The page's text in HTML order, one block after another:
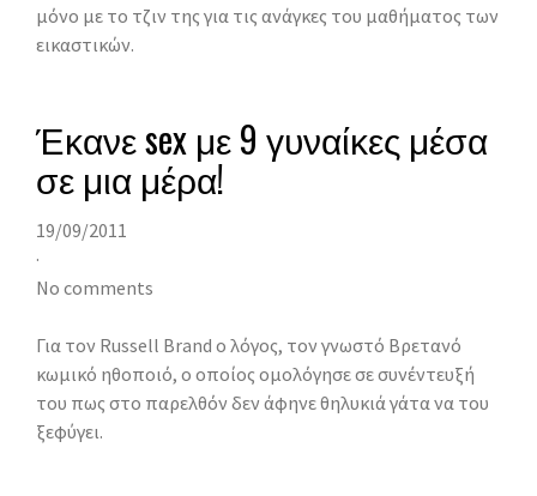
μόνο με το τζιν της για τις ανάγκες του μαθήματος των
εικαστικών.
Έκανε sex με 9 γυναίκες μέσα
σε μια μέρα!
19/09/2011
·
No comments
Για τον Russell Brand ο λόγος, τον γνωστό Βρετανό
κωμικό ηθοποιό, ο οποίος ομολόγησε σε συνέντευξή
του πως στο παρελθόν δεν άφηνε θηλυκιά γάτα να του
ξεφύγει.